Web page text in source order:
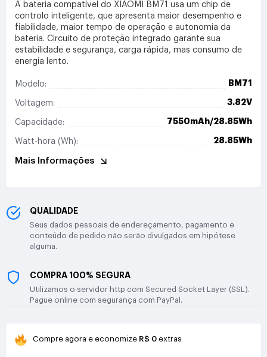
A bateria compatível do XIAOMI BM71 usa um chip de
controlo inteligente, que apresenta maior desempenho e
fiabilidade, maior tempo de operação e autonomia da
bateria. Circuito de proteção integrado garante sua
estabilidade e segurança, carga rápida, mas consumo de
energia lento.
Modelo: BM71
Voltagem: 3.82V
Capacidade: 7550mAh/28.85Wh
Watt-hora (Wh): 28.85Wh
Mais Informações
QUALIDADE
Seus dados pessoais de endereçamento, pagamento e
conteúdo de pedido não serão divulgados em hipótese
alguma.
COMPRA 100% SEGURA
Utilizamos o servidor http com Secured Socket Layer (SSL).
Pague online com segurança com PayPal.
Compre agora e economize R$ 0 extras